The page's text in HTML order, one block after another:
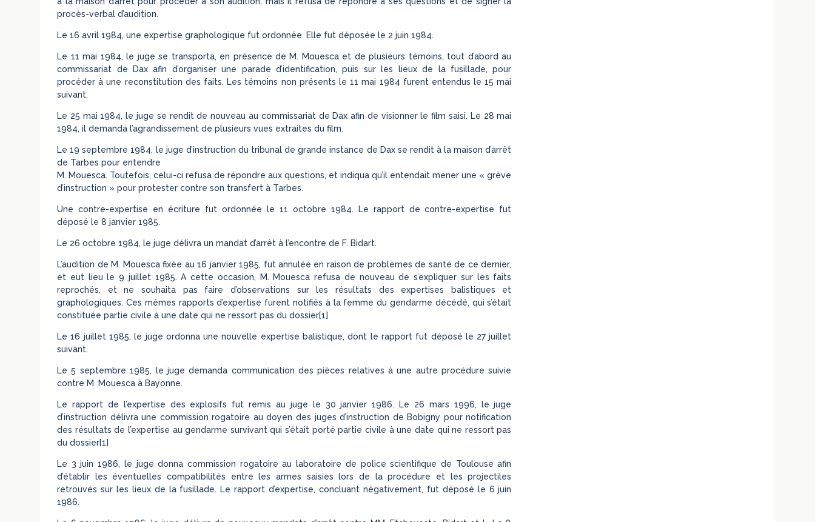
procès-verbal d’audition.
Le 16 avril 1984, une expertise graphologique fut ordonnée. Elle fut déposée le 2 juin 1984.
Le 11 mai 1984, le juge se transporta, en présence de M. Mouesca et de plusieurs témoins, tout d’abord au
commissariat de Dax afin d’organiser une parade d’identification, puis sur les lieux de la fusillade, pour
procéder à une reconstitution des faits. Les témoins non présents le 11 mai 1984 furent entendus le 15 mai
suivant.
Le 25 mai 1984, le juge se rendit de nouveau au commissariat de Dax afin de visionner le film saisi. Le 28 mai
1984, il demanda l’agrandissement de plusieurs vues extraites du film.
Le 19 septembre 1984, le juge d’instruction du tribunal de grande instance de Dax se rendit à la maison d’arrêt
de Tarbes pour entendre
M. Mouesca. Toutefois, celui-ci refusa de répondre aux questions, et indiqua qu’il entendait mener une « grève
d’instruction » pour protester contre son transfert à Tarbes.
Une contre-expertise en écriture fut ordonnée le 11 octobre 1984. Le rapport de contre-expertise fut
déposé le 8 janvier 1985.
Le 26 octobre 1984, le juge délivra un mandat d’arrêt à l’encontre de F. Bidart.
L’audition de M. Mouesca fixée au 16 janvier 1985, fut annulée en raison de problèmes de santé de ce dernier,
et eut lieu le 9 juillet 1985. A cette occasion, M. Mouesca refusa de nouveau de s’expliquer sur les faits
reprochés, et ne souhaita pas faire d’observations sur les résultats des expertises balistiques et
graphologiques. Ces mêmes rapports d’expertise furent notifiés à la femme du gendarme décédé, qui s’était
constituée partie civile à une date qui ne ressort pas du dossier[1]
Le 16 juillet 1985, le juge ordonna une nouvelle expertise balistique, dont le rapport fut déposé le 27 juillet
suivant.
Le 5 septembre 1985, le juge demanda communication des pièces relatives à une autre procédure suivie
contre M. Mouesca à Bayonne.
Le rapport de l’expertise des explosifs fut remis au juge le 30 janvier 1986. Le 26 mars 1996, le juge
d’instruction délivra une commission rogatoire au doyen des juges d’instruction de Bobigny pour notification
des résultats de l’expertise au gendarme survivant qui s’était porté partie civile à une date qui ne ressort pas
du dossier[1]
Le 3 juin 1986, le juge donna commission rogatoire au laboratoire de police scientifique de Toulouse afin
d’établir les éventuelles compatibilités entre les armes saisies lors de la procédure et les projectiles
retrouvés sur les lieux de la fusillade. Le rapport d’expertise, concluant négativement, fut déposé le 6 juin
1986.